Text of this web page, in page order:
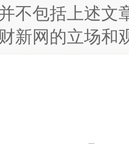
不包括上述文
新网的立场和